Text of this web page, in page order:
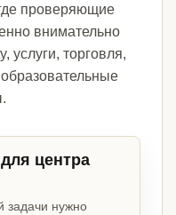
проверяющие
внимательно
услуги, торговля,
центра
задачи нужно